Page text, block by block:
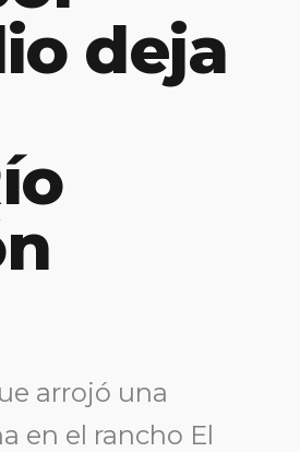
deja
arrojó una
en el rancho El